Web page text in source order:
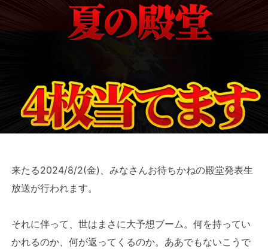
来たる2024/8/2(金)、みなさんお待ちかねの殿堂発表生
放送が行われます。
それに伴って、世はまさに大予想ブーム。何を持ってい
かれるのか、何が返ってくるのか。ああでもないこうで